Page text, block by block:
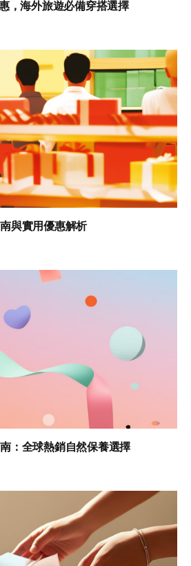
，海外旅遊必備穿搭選擇
與實用優惠解析
：全球熱銷自然保養選擇